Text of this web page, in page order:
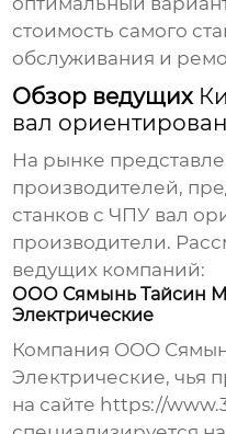
стоимость самого
обслуживания и
Обзор ведущих
вал
На рынке
производителей,
станков с ЧПУ вал
производители.
ведущих компаний:
ООО Сямынь Тайсин
Электрические
Компания ООО
Электрические, чья
на сайте https://